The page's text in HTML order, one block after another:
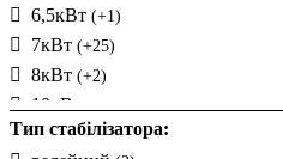
6,5кВт (+1)
7кВт (+25)
8кВт (+2)
10кВт
12кВт(+1)
Тип стабілізатора: